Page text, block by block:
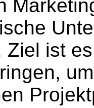
Ziel ist